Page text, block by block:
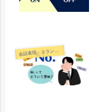
会話表現・スラング・ことわざ